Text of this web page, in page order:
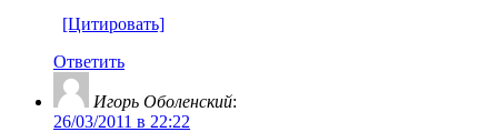
[Цитировать]
Ответить
Игорь Оболенский:
26/03/2011 в 22:22